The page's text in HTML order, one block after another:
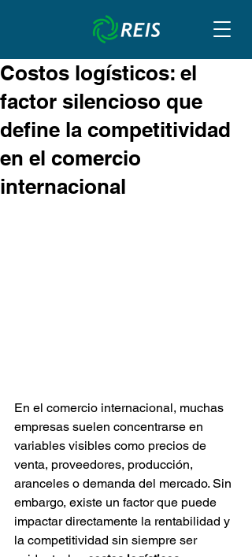
Costos logísticos: el
factor silencioso que
define la competitividad
en el comercio
internacional
En el comercio internacional, muchas
empresas suelen concentrarse en
variables visibles como precios de
venta, proveedores, producción,
aranceles o demanda del mercado. Sin
embargo, existe un factor que puede
impactar directamente la rentabilidad y
la competitividad sin siempre ser